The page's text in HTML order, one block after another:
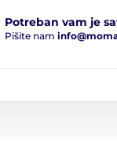
Potreban vam je
Pišite nam